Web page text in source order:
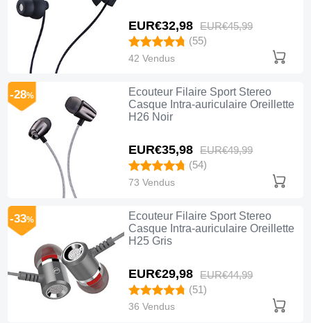
EUR€32,98 EUR€45,99
(55)
42 Vendus
Ecouteur Filaire Sport Stereo
Casque Intra-auriculaire Oreillette
H26 Noir
EUR€35,98 EUR€49,99
-28%
(54)
73 Vendus
Ecouteur Filaire Sport Stereo
Casque Intra-auriculaire Oreillette
H25 Gris
EUR€29,98 EUR€44,99
-33%
(51)
36 Vendus